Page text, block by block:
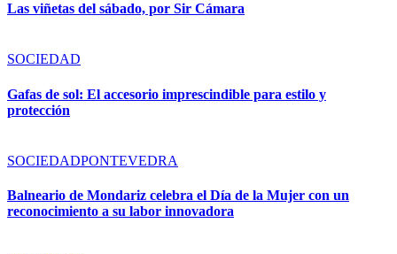
Las viñetas del sábado, por Sir Cámara
SOCIEDAD
Gafas de sol: El accesorio imprescindible para estilo y
protección
SOCIEDADPONTEVEDRA
Balneario de Mondariz celebra el Día de la Mujer con un
reconocimiento a su labor innovadora